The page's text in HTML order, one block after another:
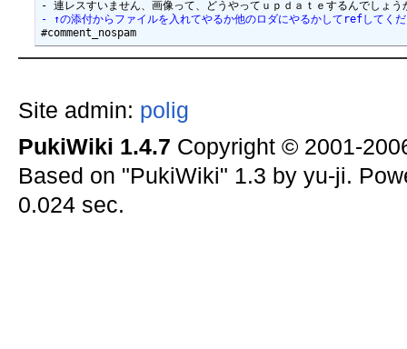
- ↑の添付からファイルを入れてやるか他のロダにやるかしてref
Site admin: polig
PukiWiki 1.4.7 Copyright © 2001-
Based on "PukiWiki" 1.3 by yu-ji.
0.024 sec.